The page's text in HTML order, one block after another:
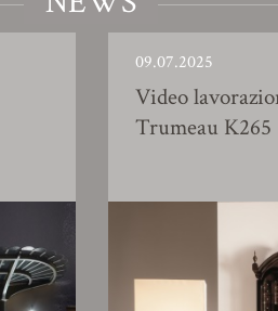
09.07.2025
Video
Trumeau K265